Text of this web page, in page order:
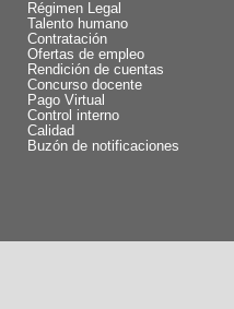
Régimen Legal
Talento humano
Contratación
Ofertas de empleo
Rendición de cuentas
Concurso docente
Pago Virtual
Control interno
Calidad
Buzón de notificaciones